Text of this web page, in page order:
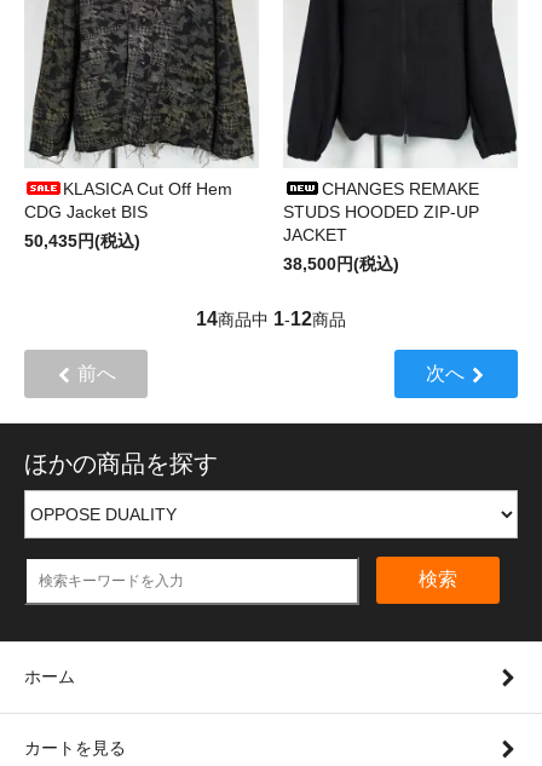
KLASICA Cut Off Hem
CDG Jacket BIS
50,435円(税込)
CHANGES REMAKE
STUDS HOODED ZIP-UP
JACKET
38,500円(税込)
14商品中 1-12商品
前へ 次へ
ほかの商品を探す
検索
ホーム
カートを見る